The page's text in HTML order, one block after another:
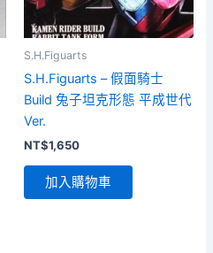
S.H.Figuarts
S.H.Figuarts – 假面騎士
Build 兔子坦克形態 平成世代
Ver.
NT$1,650
加入購物車